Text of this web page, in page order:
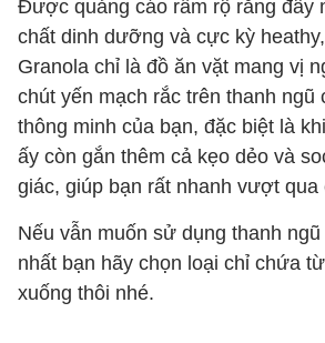
Được quảng cáo rầm rộ rằng đây
chất dinh dưỡng và cực kỳ
Granola chỉ là đồ ăn vặt mang vị
chút yến mạch rắc trên thanh ngũ
thông minh của bạn, đặc biệt là
ấy còn gắn thêm cả kẹo dẻo và
giác, giúp bạn rất nhanh vượt qua
Nếu vẫn muốn sử dụng thanh
nhất bạn hãy chọn loại chỉ chứa
xuống thôi nhé.